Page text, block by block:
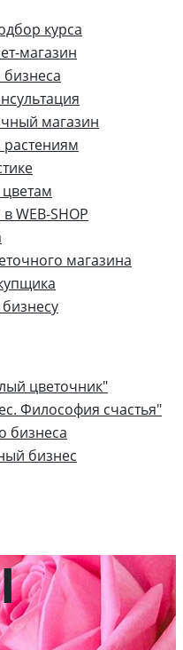
курса
магазин
магазин
WEB-SHOP
магазина
цветочник"
Философия счастья"
бизнеса
бизнес